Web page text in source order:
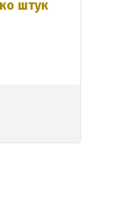
штук